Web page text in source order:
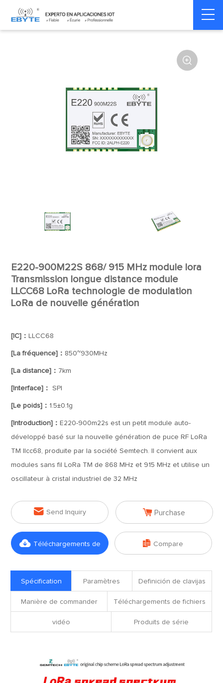
Home > Module > LoRa > LLCC68

E220-900M22S 868/ 915 MHz module lora
Transmission longue distance module
LLCC68 LoRa technologie de modulation
LoRa de nouvelle génération
[IC]： LLCC68
[La fréquence]： 850~930MHz
[La distance]： 7km
[Interface]： SPI
[Le poids]： 1.5±0.1g
[Introduction]： E220-900m22s est un petit module auto-
développé basé sur la nouvelle génération de puce RF LoRa
TM llcc68, produite par la société Semtech. Il convient aux
modules sans fil LoRa TM de 868 MHz et 915 MHz et utilise un
oscillateur à cristal industriel de 32 MHz
 Send Inquiry  Purchase
 Téléchargements de  Compare
Spécification Paramètres Definición de clavijas
Manière de commander Téléchargements de fichiers
vidéo Produits de série